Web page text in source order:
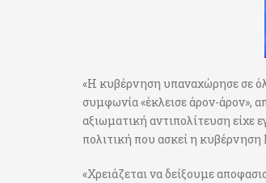
«Η κυβέρνηση υπαναχώρησε σε
συμφωνία «έκλεισε άρον-άρον»,
αξιωματική αντιπολίτευση είχε
πολιτική που ασκεί η
«Χρειάζεται να δείξουμε